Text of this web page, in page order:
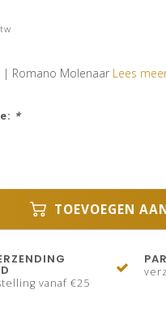
| Romano Molenaar Lees
*
TOEVOEGEN
vanaf €25